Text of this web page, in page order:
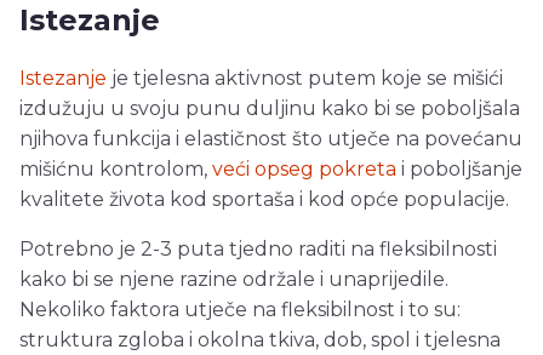
Istezanje
Istezanje je tjelesna aktivnost putem koje se mišići
izdužuju u svoju punu duljinu kako bi se poboljšala
njihova funkcija i elastičnost što utječe na povećanu
mišićnu kontrolom, veći opseg pokreta i poboljšanje
kvalitete života kod sportaša i kod opće populacije.
Potrebno je 2-3 puta tjedno raditi na fleksibilnosti
kako bi se njene razine održale i unaprijedile.
Nekoliko faktora utječe na fleksibilnost i to su:
struktura zgloba i okolna tkiva, dob, spol i tjelesna